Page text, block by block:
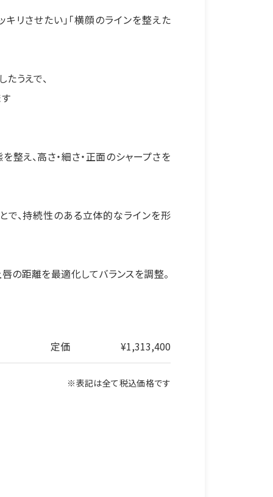
キリさせたい」「横顔のラインを整えた
うえで、
え、高さ・細さ・正面のシャープさを
、持続性のある立体的なラインを形
距離を最適化してバランスを調整。
定価 ¥1,313,400
※表記は全て税込価格です